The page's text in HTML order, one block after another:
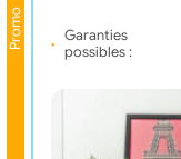
Promo
Garanties
possibles :